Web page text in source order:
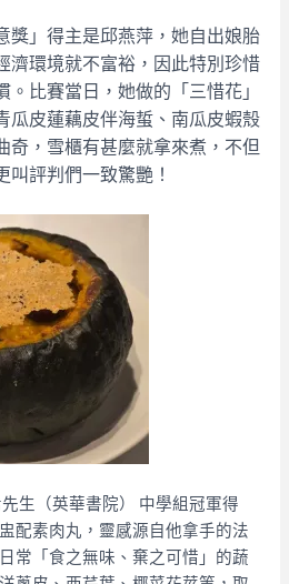
獎」得主是邱燕萍，她自出娘胎
濟環境就不富裕，因此特別珍惜
比賽當日，她做的「三惜花」
瓜皮蓮藕皮伴海蜇、南瓜皮蝦殼
奇，雪櫃有甚麼就拿來煮，不但
叫評判們一致驚艷！
先生（英華書院） 中學組冠軍得
配素肉丸，靈感源自他拿手的法
常「食之無味、棄之可惜」的蔬